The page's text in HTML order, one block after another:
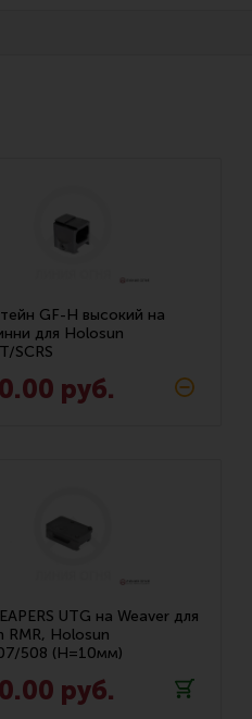
GF-H высокий на
для Holosun
SCRS
руб.
UTG на Weaver для
RMR, Holosun
508 (H=10мм)
руб.